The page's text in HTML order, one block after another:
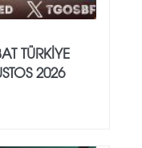
TÜRKİYE
2026